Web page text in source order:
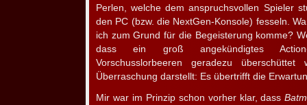
Perlen, welche dem anspruchsvollen Spieler
den PC (bzw. die NextGen-Konsole) fesseln.
ich zum Grund für die Begeisterung komme?
dass ein groß angekündigtes
Vorschusslorbeeren geradezu
Überraschung darstellt: Es übertrifft die
Mir war im Prinzip schon vorher klar, dass